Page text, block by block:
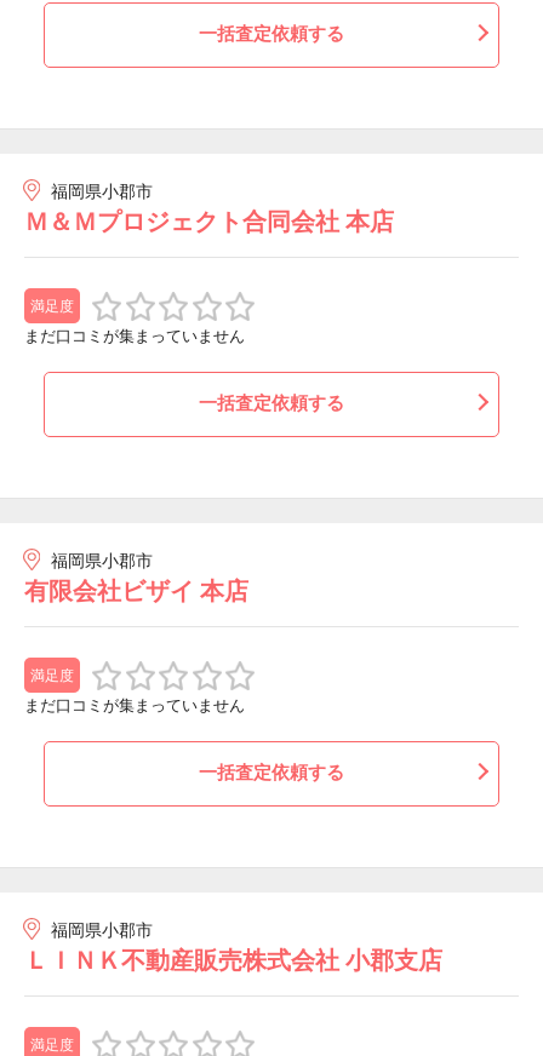
一括査定依頼する
福岡県小郡市
Ｍ＆Ｍプロジェクト合同会社 本店
満足度
まだ口コミが集まっていません
一括査定依頼する
福岡県小郡市
有限会社ビザイ 本店
満足度
まだ口コミが集まっていません
一括査定依頼する
福岡県小郡市
ＬＩＮＫ不動産販売株式会社 小郡支店
満足度